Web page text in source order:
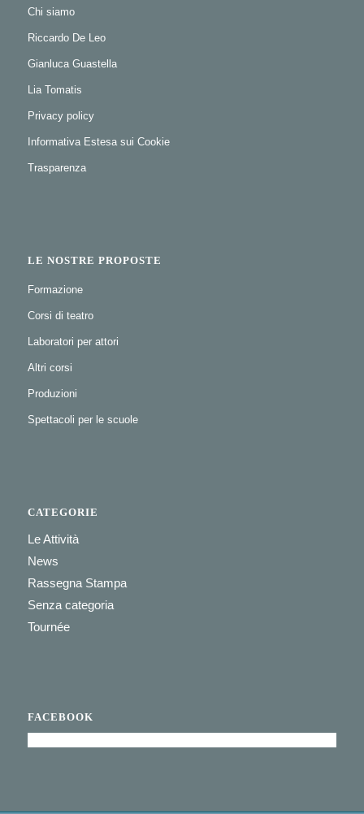
Chi siamo
Riccardo De Leo
Gianluca Guastella
Lia Tomatis
Privacy policy
Informativa Estesa sui Cookie
Trasparenza
LE NOSTRE PROPOSTE
Formazione
Corsi di teatro
Laboratori per attori
Altri corsi
Produzioni
Spettacoli per le scuole
CATEGORIE
Le Attività
News
Rassegna Stampa
Senza categoria
Tournée
FACEBOOK